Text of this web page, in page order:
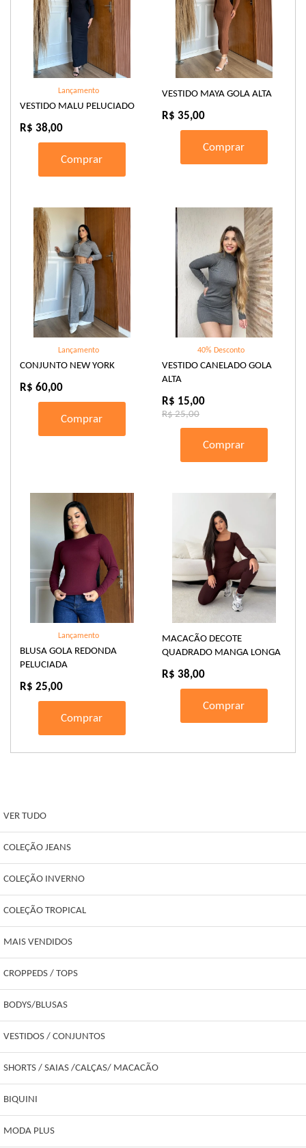
Lançamento
VESTIDO MALU PELUCIADO
R$ 38,00
Comprar
VESTIDO MAYA GOLA ALTA
R$ 35,00
Comprar
Lançamento
CONJUNTO NEW YORK
R$ 60,00
Comprar
40% Desconto
VESTIDO CANELADO GOLA
ALTA
R$ 15,00
R$ 25,00
Comprar
Lançamento
BLUSA GOLA REDONDA
PELUCIADA
R$ 25,00
Comprar
MACACÃO DECOTE
QUADRADO MANGA LONGA
R$ 38,00
Comprar
VER TUDO
COLEÇÃO JEANS
COLEÇÃO INVERNO
COLEÇÃO TROPICAL
MAIS VENDIDOS
CROPPEDS / TOPS
BODYS/BLUSAS
VESTIDOS / CONJUNTOS
SHORTS / SAIAS /CALÇAS/ MACACÃO
BIQUINI
MODA PLUS